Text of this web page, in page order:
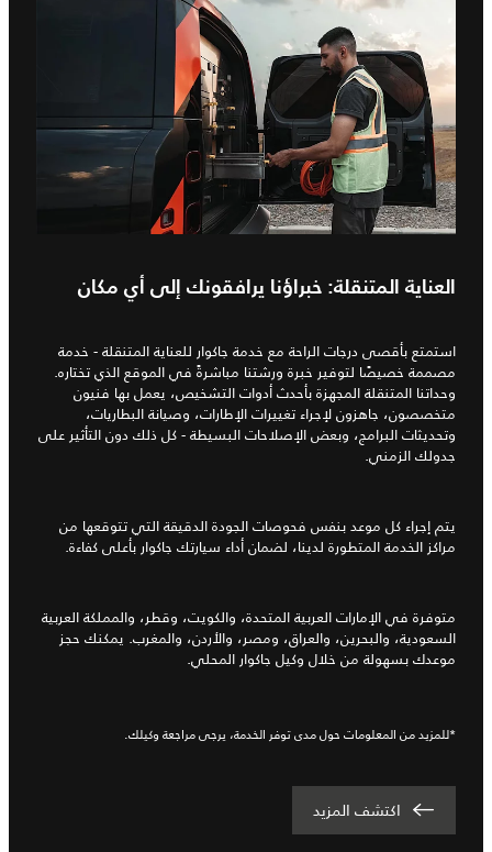
العناية المتنقلة: خبراؤنا يرافقونك إلى أي مكان
استمتع بأقصى درجات الراحة مع خدمة جاكوار للعناية المتنقلة - خدمة
مصممة خصيصًا لتوفير خبرة ورشتنا مباشرةً في الموقع الذي تختاره.
وحداتنا المتنقلة المجهزة بأحدث أدوات التشخيص، يعمل بها فنيون
متخصصون، جاهزون لإجراء تغييرات الإطارات، وصيانة البطاريات،
وتحديثات البرامج، وبعض الإصلاحات البسيطة - كل ذلك دون التأثير على
جدولك الزمني.
يتم إجراء كل موعد بنفس فحوصات الجودة الدقيقة التي تتوقعها من
مراكز الخدمة المتطورة لدينا، لضمان أداء سيارتك جاكوار بأعلى كفاءة.
متوفرة في الإمارات العربية المتحدة، والكويت، وقطر، والمملكة العربية
السعودية، والبحرين، والعراق، ومصر، والأردن، والمغرب. يمكنك حجز
موعدك بسهولة من خلال وكيل جاكوار المحلي.
*للمزيد من المعلومات حول مدى توفر الخدمة، يرجى مراجعة وكيلك.
اكتشف المزيد